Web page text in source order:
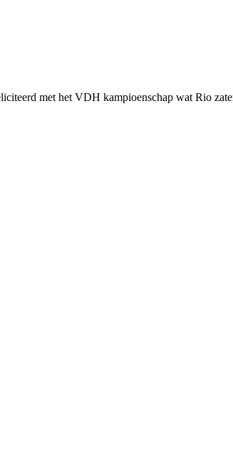
met het VDH kampioenschap wat Rio